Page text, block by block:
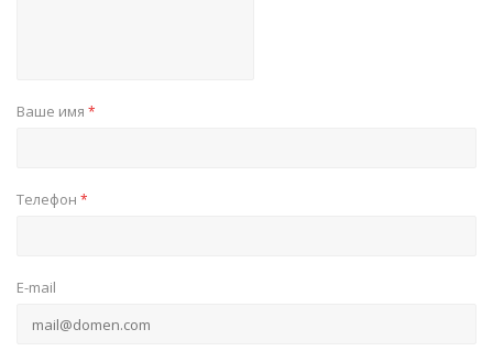
Ваше имя *
Телефон *
E-mail